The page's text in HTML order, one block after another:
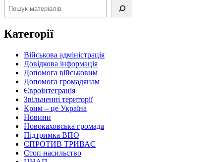
Категорії
Військова адміністрація
Довідкова інформація
Допомога військовим
Допомога громадянам
Євроінтеграція
Звільненні території
Крим – це Україна
Новини
Новокаховська громада
Підтримка ВПО
СПРОТИВ ТРИВАЄ
Стоп насильство